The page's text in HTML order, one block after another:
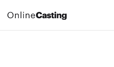
CASTINGS Y